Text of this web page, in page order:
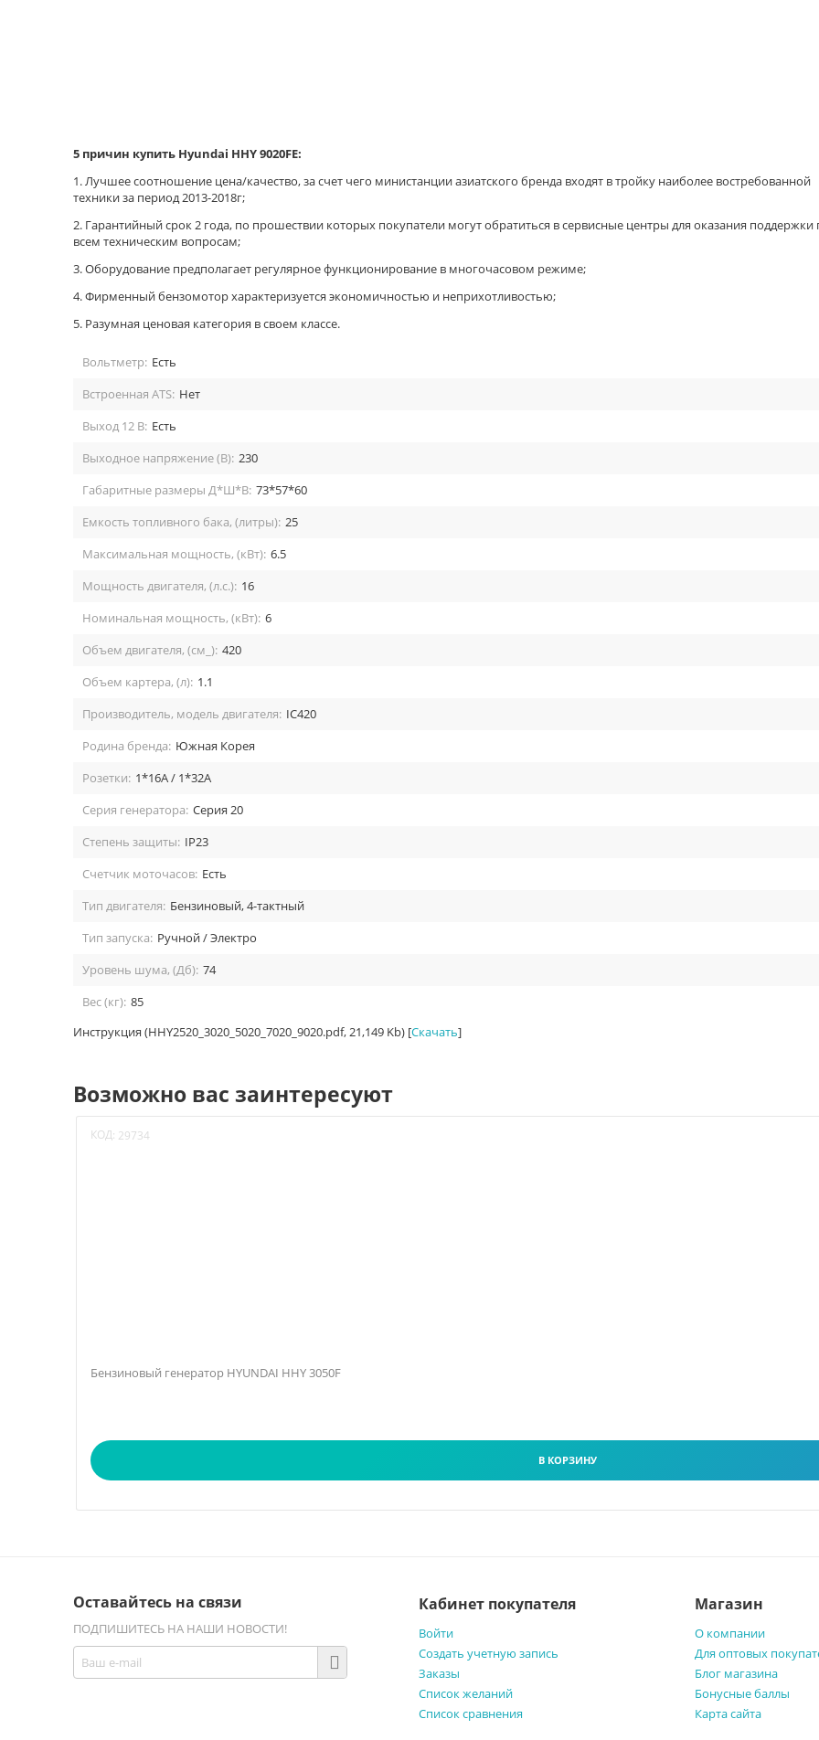
5 причин купить Hyundai HHY 9020FE:
1. Лучшее соотношение цена/качество, за счет чего министанции азиатского бренда входят в тройку наиболее востребованной
техники за период 2013-2018г;
2. Гарантийный срок 2 года, по прошествии которых покупатели могут обратиться в сервисные центры для оказания поддержки
всем техническим вопросам;
3. Оборудование предполагает регулярное функционирование в многочасовом режиме;
4. Фирменный бензомотор характеризуется экономичностью и неприхотливостью;
5. Разумная ценовая категория в своем классе.
Вольтметр: Есть
Встроенная ATS: Нет
Выход 12 В: Есть
Выходное напряжение (В): 230
Габаритные размеры Д*Ш*В: 73*57*60
Емкость топливного бака, (литры): 25
Максимальная мощность, (кВт): 6.5
Мощность двигателя, (л.с.): 16
Номинальная мощность, (кВт): 6
Объем двигателя, (см_): 420
Объем картера, (л): 1.1
Производитель, модель двигателя: IC420
Родина бренда: Южная Корея
Розетки: 1*16A / 1*32A
Серия генератора: Серия 20
Степень защиты: IP23
Счетчик моточасов: Есть
Тип двигателя: Бензиновый, 4-тактный
Тип запуска: Ручной / Электро
Уровень шума, (Дб): 74
Вес (кг): 85
Инструкция (HHY2520_3020_5020_7020_9020.pdf, 21,149 Kb) [Скачать]
Возможно вас заинтересуют
КОД: 29734
Бензиновый генератор HYUNDAI HHY 3050F
В КОРЗИНУ
Оставайтесь на связи
ПОДПИШИТЕСЬ НА НАШИ НОВОСТИ!
Кабинет покупателя
Войти
Создать учетную запись
Заказы
Список желаний
Список сравнения
Магазин
О компании
Для оптовых
Блог магазина
Бонусные баллы
Карта сайта